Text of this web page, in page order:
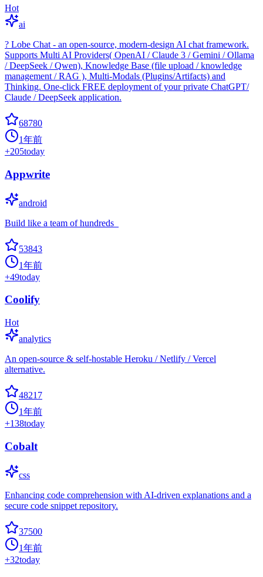
Hot
ai
? Lobe Chat - an open-source, modern-design AI chat framework.
Supports Multi AI Providers( OpenAI / Claude 3 / Gemini / Ollama
/ DeepSeek / Qwen), Knowledge Base (file upload / knowledge
management / RAG ), Multi-Modals (Plugins/Artifacts) and
Thinking. One-click FREE deployment of your private ChatGPT/
Claude / DeepSeek application.
68780
1年前
+205today
Appwrite
android
Build like a team of hundreds_
53843
1年前
+49today
Coolify
Hot
analytics
An open-source & self-hostable Heroku / Netlify / Vercel
alternative.
48217
1年前
+138today
Cobalt
css
Enhancing code comprehension with AI-driven explanations and a
secure code snippet repository.
37500
1年前
+32today